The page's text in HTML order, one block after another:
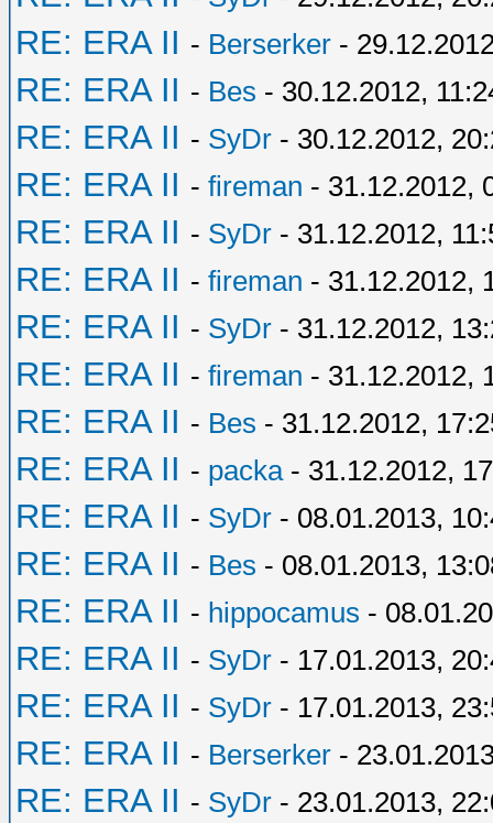
RE: ERA II - Berserker -
RE: ERA II - Bes - 30.12.2012,
RE: ERA II - SyDr - 30.12.2012,
RE: ERA II - fireman - 31.12.2012,
RE: ERA II - SyDr - 31.12.2012,
RE: ERA II - fireman - 31.12.2012,
RE: ERA II - SyDr - 31.12.2012,
RE: ERA II - fireman - 31.12.2012,
RE: ERA II - Bes - 31.12.2012,
RE: ERA II - packa- 31.12.2012,
RE: ERA II - SyDr - 08.01.2013,
RE: ERA II - Bes - 08.01.2013,
RE: ERA II - hippocamus -
RE: ERA II - SyDr - 17.01.2013,
RE: ERA II - SyDr - 17.01.2013,
RE: ERA II - Berserker -
RE: ERA II - SyDr - 23.01.2013,